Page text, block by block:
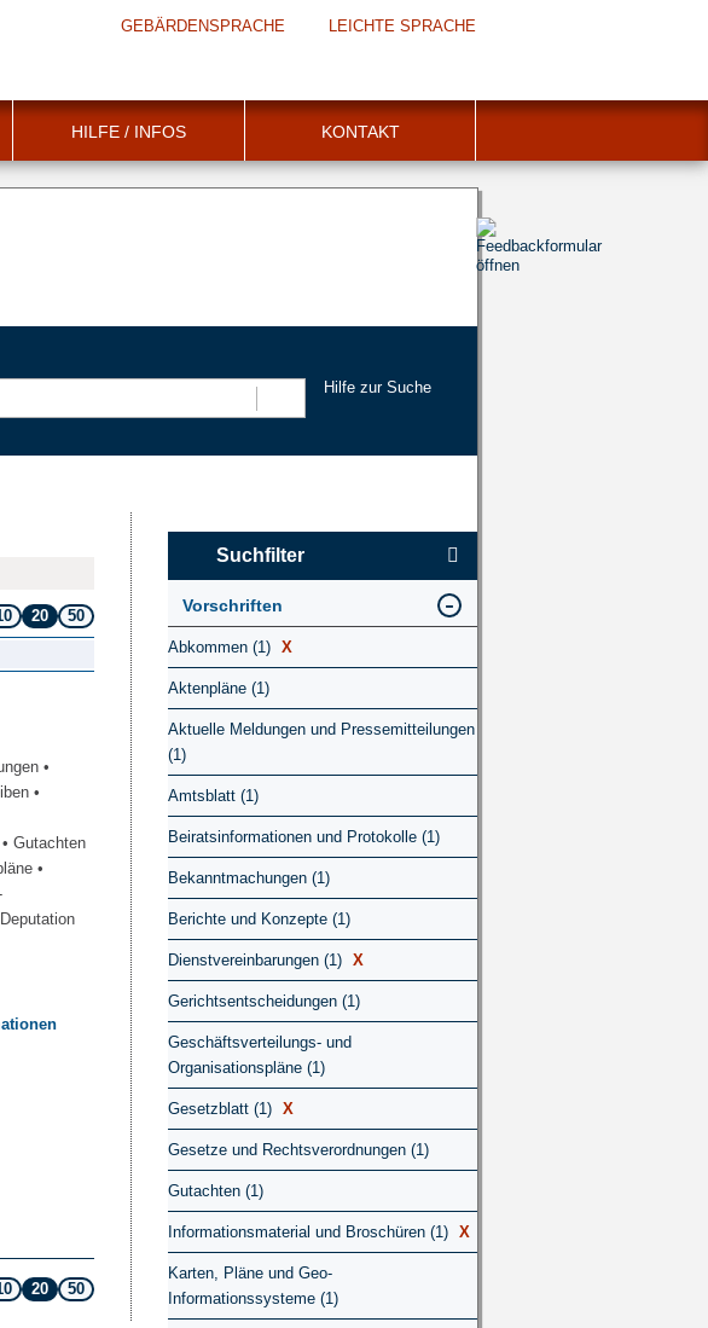
GEBÄRDENSPRACHE LEICHTE SPRACHE
HILFE / INFOS KONTAKT
Hilfe zur Suche
20 50
•
•
• Gutachten
•
20 50
Suchfilter
Vorschriften
Abkommen (1) X
Aktenpläne (1)
Aktuelle Meldungen und Pressemitteilungen
(1)
Amtsblatt (1)
Beiratsinformationen und Protokolle (1)
Bekanntmachungen (1)
Berichte und Konzepte (1)
Dienstvereinbarungen (1) X
Gerichtsentscheidungen (1)
Geschäftsverteilungs- und
Organisationspläne (1)
Gesetzblatt (1) X
Gesetze und Rechtsverordnungen (1)
Gutachten (1)
Informationsmaterial und Broschüren (1) X
Karten, Pläne und Geo-
Informationssysteme (1)